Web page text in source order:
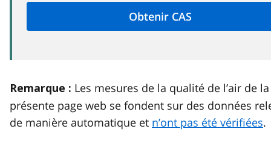
Remarque : Les mesures de la qualité de l’air de la
présente page web se fondent sur des données
de manière automatique et n’ont pas été vérifiées.